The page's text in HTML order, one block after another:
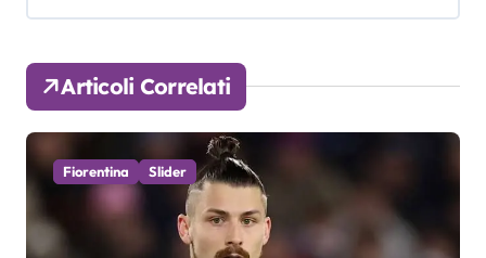
a
z
i
o
n
e
Articoli Correlati
Fiorentina Slider